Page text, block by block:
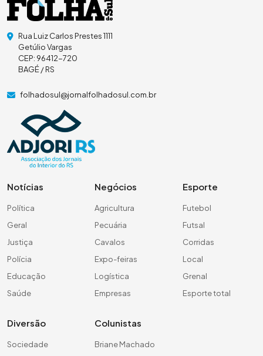
Rua Luiz Carlos Prestes 1111
Getúlio Vargas
CEP: 96412-720
BAGÉ / RS
folhadosul@jornalfolhadosul.com.br
Notícias
Política
Geral
Justiça
Polícia
Educação
Saúde
Negócios
Agricultura
Pecuária
Cavalos
Expo-feiras
Logística
Empresas
Esporte
Futebol
Futsal
Corridas
Local
Grenal
Esporte total
Diversão
Sociedade
Colunistas
Briane Machado